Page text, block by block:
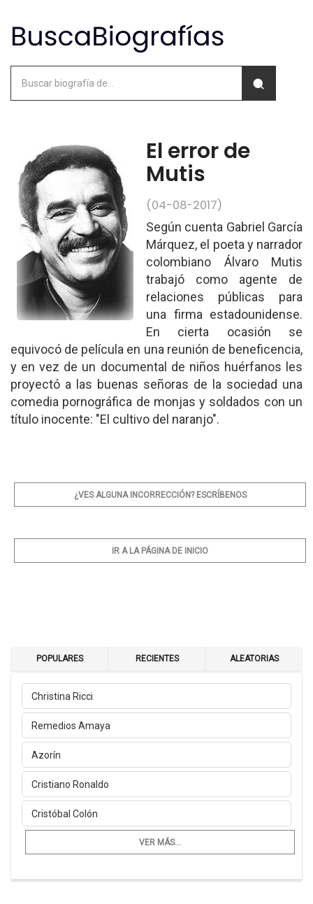
El error de
Mutis
(04-08-2017)
Según cuenta Gabriel García
Márquez, el poeta y narrador
colombiano Álvaro Mutis
trabajó como agente de
relaciones públicas para
una firma estadounidense.
En cierta ocasión se
equivocó de película en una reunión de beneficencia,
y en vez de un documental de niños huérfanos les
proyectó a las buenas señoras de la sociedad una
comedia pornográfica de monjas y soldados con un
título inocente: "El cultivo del naranjo".
¿VES ALGUNA INCORRECCIÓN? ESCRÍBENOS
IR A LA PÁGINA DE INICIO
POPULARES RECIENTES ALEATORIAS
Christina Ricci
Remedios Amaya
Azorín
Cristiano Ronaldo
Cristóbal Colón
VER MÁS...